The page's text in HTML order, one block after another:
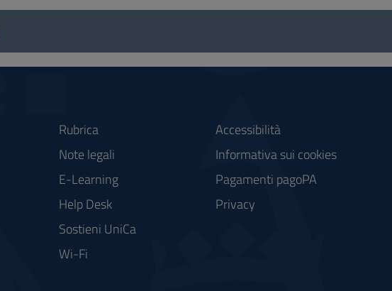
Rubrica
Note legali
E-Learning
Help Desk
Sostieni UniCa
Wi-Fi
Accessibilità
Informativa sui cookies
Pagamenti pagoPA
Privacy